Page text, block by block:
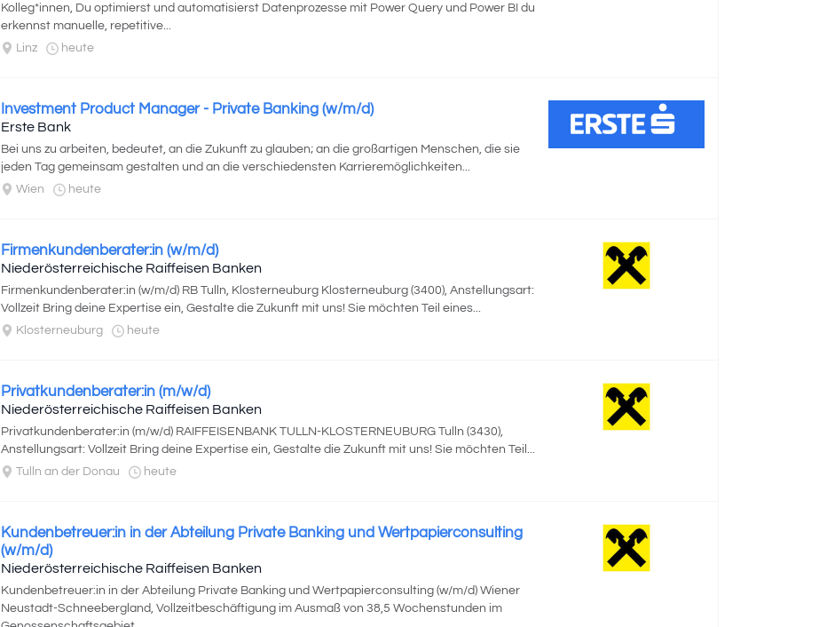
Kolleg*innen, Du optimierst und automatisierst Datenprozesse mit Power Query und Power BI du
erkennst manuelle, repetitive...
Linz
heute
Investment Product Manager - Private Banking (w/m/d)
Erste Bank
Bei uns zu arbeiten, bedeutet, an die Zukunft zu glauben; an die großartigen Menschen, die sie
jeden Tag gemeinsam gestalten und an die verschiedensten Karrieremöglichkeiten...
Wien
heute
Firmenkundenberater:in (w/m/d)
Niederösterreichische Raiffeisen Banken
Firmenkundenberater:in (w/m/d) RB Tulln, Klosterneuburg Klosterneuburg (3400), Anstellungsart:
Vollzeit Bring deine Expertise ein, Gestalte die Zukunft mit uns! Sie möchten Teil eines...
Klosterneuburg
heute
Privatkundenberater:in (m/w/d)
Niederösterreichische Raiffeisen Banken
Privatkundenberater:in (m/w/d) RAIFFEISENBANK TULLN-KLOSTERNEUBURG Tulln (3430),
Anstellungsart: Vollzeit Bring deine Expertise ein, Gestalte die Zukunft mit uns! Sie möchten Teil...
Tulln an der Donau
heute
Kundenbetreuer:in in der Abteilung Private Banking und Wertpapierconsulting
(w/m/d)
Niederösterreichische Raiffeisen Banken
Kundenbetreuer:in in der Abteilung Private Banking und Wertpapierconsulting (w/m/d) Wiener
Neustadt-Schneebergland, Vollzeitbeschäftigung im Ausmaß von 38,5 Wochenstunden im